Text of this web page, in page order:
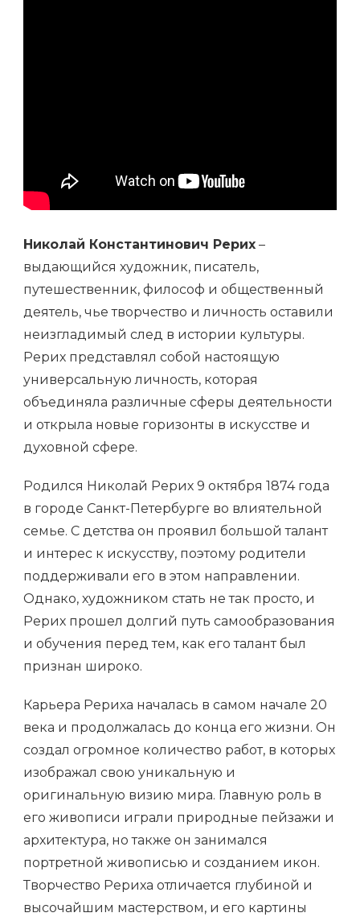
Николай Константинович Рерих –
выдающийся художник, писатель,
путешественник, философ и общественный
деятель, чье творчество и личность оставили
неизгладимый след в истории культуры.
Рерих представлял собой настоящую
универсальную личность, которая
объединяла различные сферы деятельности
и открыла новые горизонты в искусстве и
духовной сфере.
Родился Николай Рерих 9 октября 1874 года
в городе Санкт-Петербурге во влиятельной
семье. С детства он проявил большой талант
и интерес к искусству, поэтому родители
поддерживали его в этом направлении.
Однако, художником стать не так просто, и
Рерих прошел долгий путь самообразования
и обучения перед тем, как его талант был
признан широко.
Карьера Рериха началась в самом начале 20
века и продолжалась до конца его жизни. Он
создал огромное количество работ, в которых
изображал свою уникальную и
оригинальную визию мира. Главную роль в
его живописи играли природные пейзажи и
архитектура, но также он занимался
портретной живописью и созданием икон.
Творчество Рериха отличается глубиной и
высочайшим мастерством, и его картины